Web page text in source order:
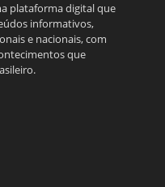
plataforma digital que
informativos,
e nacionais, com
que